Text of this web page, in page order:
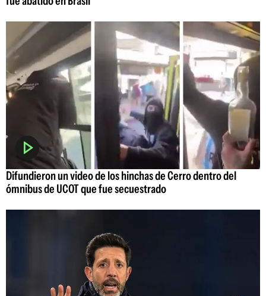
Difundieron un video de los hinchas de Cerro dentro del
ómnibus de UCOT que fue secuestrado